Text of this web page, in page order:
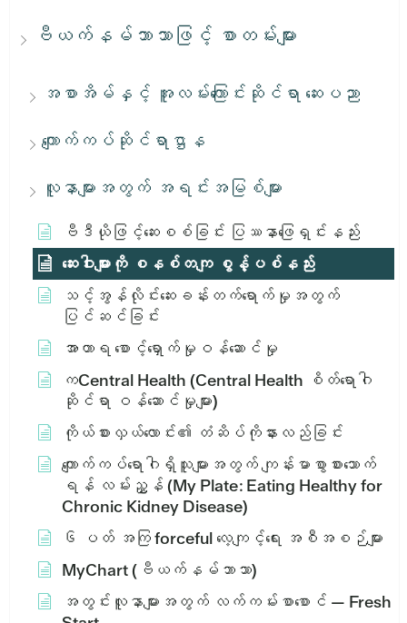
ဗီယက်နမ်ဘာသာဖြင့် စာတမ်းများ
အစာအိမ်နှင့် အူလမ်းကြောင်းဆိုင်ရာ ဆေးပညာ
ကျောက်ကပ်ဆိုင်ရာဌာန
လူနာများအတွက် အရင်းအမြစ်များ
ဗီဒီယိုဖြင့်ဆေးစစ်ခြင်း ပြဿနာဖြေရှင်းနည်း
ဆေးဝါးများကို စနစ်တကျ စွန့်ပစ်နည်း
သင့်အွန်လိုင်းဆေးခန်းတက်ရောက်မှုအတွက်
ပြင်ဆင်ခြင်း
အာဟာရ စောင့်ရှောက်မှုဝန်ဆောင်မှု
ကCentral Health (Central Health စိတ်ရောဂါ
ဆိုင်ရာ ဝန်ဆောင်မှုများ)
ကိုယ်စားလှယ်လောင်း၏ တံဆိပ်ကိုနားလည်ခြင်း
ကျောက်ကပ်ရောဂါရှိသူများအတွက် ကျန်းမာစွာစားသောက်
ရန် လမ်းညွှန် (My Plate: Eating Healthy for
Chronic Kidney Disease)
၆ ပတ် အကြ forceful လေ့ကျင့်ရေး အစီအစဉ်များ
MyChart (ဗီယက်နမ်ဘာသာ)
အတွင်းလူနာများအတွက် လက်ကမ်းစာစောင် — Fresh